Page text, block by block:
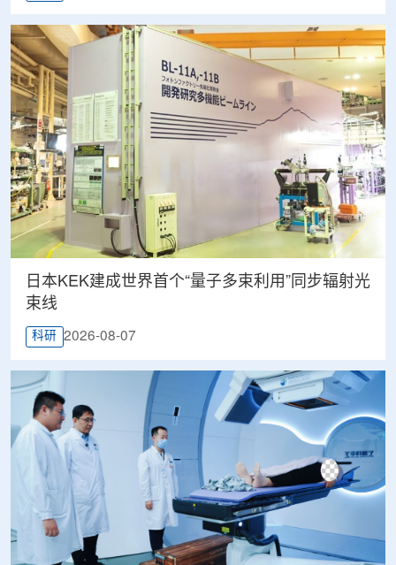
日本KEK建成世界首个“量子多束利用”同步辐射光
束线
科研 2026-08-07